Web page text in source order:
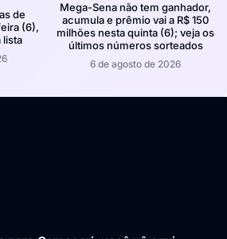
de
(6),
lista
Mega-Sena não tem ganhador,
acumula e prêmio vai a R$ 150
milhões nesta quinta (6); veja os
últimos números sorteados
6 de agosto de 2026